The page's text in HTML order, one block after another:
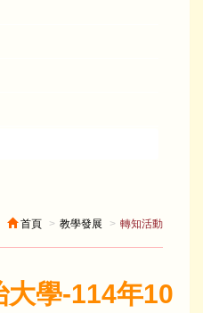
首頁 教學發展 轉知活動
學-114年10